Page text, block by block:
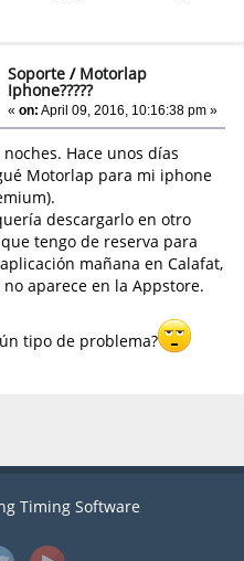
Soporte / Motorlap
Iphone?????
«on: April 09, 2016, 10:16:38 pm »
noches. Hace unos días
Motorlap para mi iphone
descargarlo en otro
tengo de reserva para
mañana en Calafat,
no aparece en la Appstore.
tipo de problema?
Timing Software